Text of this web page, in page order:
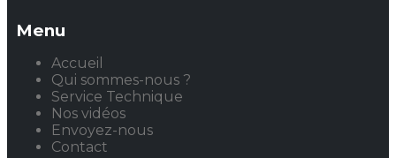
Menu
Accueil
Qui sommes-nous ?
Service Technique
Nos vidéos
Envoyez-nous
Contact